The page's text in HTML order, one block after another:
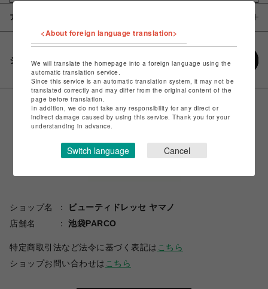
アイテム説明 / 素材
シェアする
ショップ名
ビューティドレッセ ヤマノ
店舗名
池袋PARCO
特定商取引法など法令に基づく表記は こちら
ショップお問い合わせは こちら
<About foreign language translation>
We will translate the homepage into a foreign language using the
automatic translation service.
Since this service is an automatic translation system, it may not be
translated correctly and may differ from the original content of the
page before translation.
In addition, we do not take any responsibility for any direct or
indirect damage caused by using this service. Thank you for your
understanding in advance.
Switch language Cancel